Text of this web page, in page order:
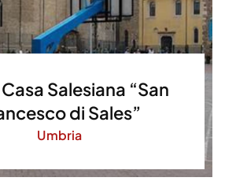
Salesiana “San
di Sales”
Umbria